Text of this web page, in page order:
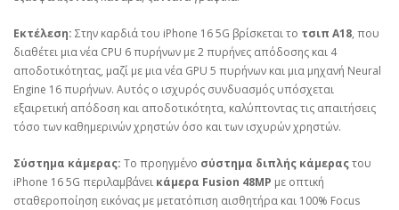
Εκτέλεση: Στην καρδιά του iPhone 16 5G βρίσκεται το τσιπ A18, που
διαθέτει μια νέα CPU 6 πυρήνων με 2 πυρήνες απόδοσης και 4
αποδοτικότητας, μαζί με μια νέα GPU 5 πυρήνων και μια μηχανή Neural
Engine 16 πυρήνων. Αυτός ο ισχυρός συνδυασμός υπόσχεται
εξαιρετική απόδοση και αποδοτικότητα, καλύπτοντας τις απαιτήσεις
τόσο των καθημερινών χρηστών όσο και των ισχυρών χρηστών.
Σύστημα κάμερας: Το προηγμένο σύστημα διπλής κάμεραςτου
iPhone 16 5G περιλαμβάνει κάμερα Fusion 48MP με οπτική
σταθεροποίηση εικόνας με μετατόπιση αισθητήρα και 100% Focus